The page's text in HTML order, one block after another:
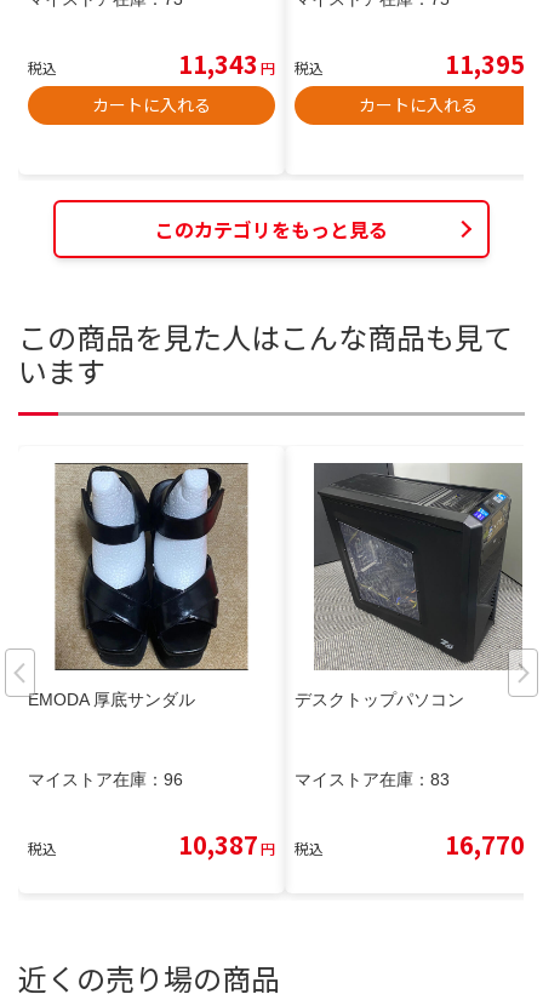
税込 11,343 円
カートに入れる
税込 11,395
カートに入れる
このカテゴリをもっと見る
この商品を見た人はこんな商品も見て
います
EMODA 厚底サンダル
マイストア在庫： 96
税込 10,387円
デスクトップパソコン
マイストア在庫： 83
税込 16,770
近くの売り場の商品